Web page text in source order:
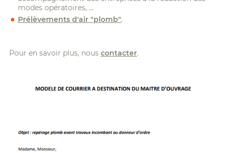
modes opératoires, ...
Prélèvements d'air "plomb".
Pour en savoir plus, nous contacter.